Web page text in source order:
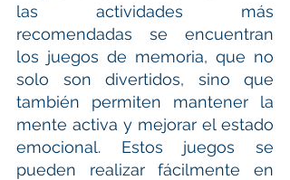
las actividades más
recomendadas se encuentran
los juegos de memoria, que no
solo son divertidos, sino que
también permiten mantener la
mente activa y mejorar el estado
emocional. Estos juegos se
pueden realizar fácilmente en